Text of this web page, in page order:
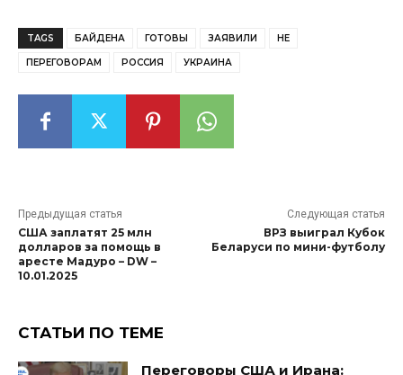
TAGS БАЙДЕНА ГОТОВЫ ЗАЯВИЛИ НЕ
ПЕРЕГОВОРАМ РОССИЯ УКРАИНА
Предыдущая статья
США заплатят 25 млн
долларов за помощь в
аресте Мадуро – DW –
10.01.2025
Следующая статья
ВРЗ выиграл Кубок
Беларуси по мини-футболу
СТАТЬИ ПО ТЕМЕ
Переговоры США и Ирана: